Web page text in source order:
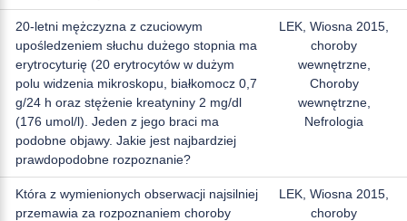
20-letni mężczyzna z czuciowym
upośledzeniem słuchu dużego stopnia ma
erytrocyturię (20 erytrocytów w dużym
polu widzenia mikroskopu, białkomocz 0,7
g/24 h oraz stężenie kreatyniny 2 mg/dl
(176 umol/l). Jeden z jego braci ma
podobne objawy. Jakie jest najbardziej
prawdopodobne rozpoznanie?
LEK, Wiosna 2015,
choroby
wewnętrzne,
Choroby
wewnętrzne,
Nefrologia
Która z wymienionych obserwacji najsilniej
przemawia za rozpoznaniem choroby
LEK, Wiosna 2015,
choroby